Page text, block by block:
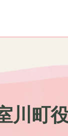
川町